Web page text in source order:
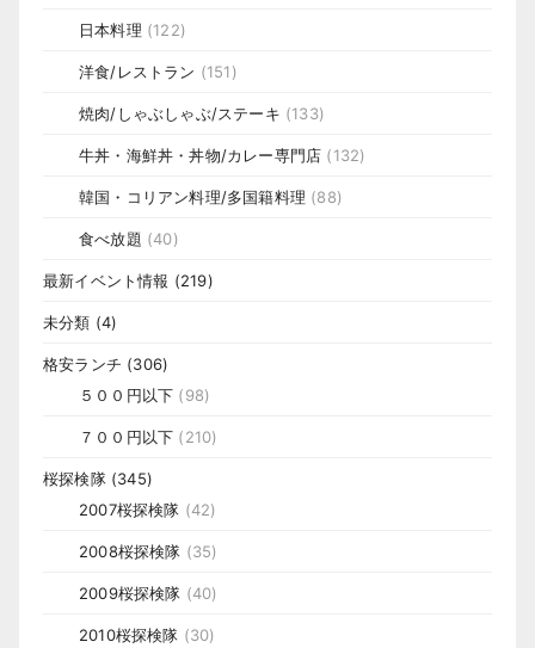
日本料理 (122)
洋食/レストラン (151)
焼肉/しゃぶしゃぶ/ステーキ (133)
牛丼・海鮮丼・丼物/カレー専門店 (132)
韓国・コリアン料理/多国籍料理 (88)
食べ放題 (40)
最新イベント情報 (219)
未分類 (4)
格安ランチ (306)
５００円以下 (98)
７００円以下 (210)
桜探検隊(345)
2007桜探検隊 (42)
2008桜探検隊 (35)
2009桜探検隊 (40)
2010桜探検隊 (30)